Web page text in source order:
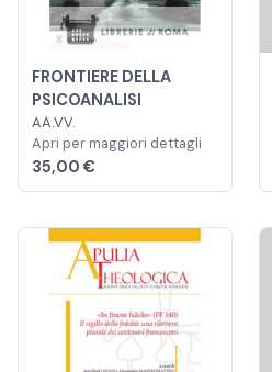
FRONTIERE DELLA
PSICOANALISI
AA.VV.
Apri per maggiori dettagli
35,00 €